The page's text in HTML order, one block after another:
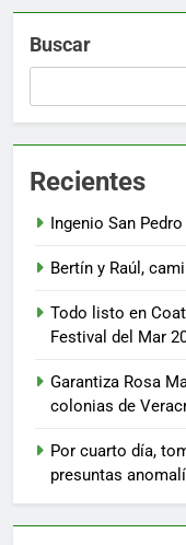
Buscar
Recientes
Ingenio San
Bertín y Raúl,
Todo listo en
Festival del Mar
Garantiza Rosa
colonias de
Por cuarto día,
presuntas